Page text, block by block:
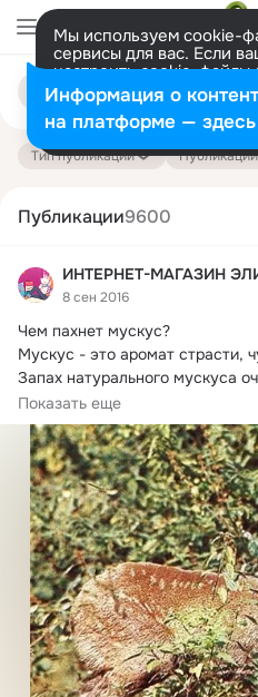
Мы используем cookie-
сервисы для вас. Если
настроить cookie-
представитель. Больше
Разрешить все
Поиск
публикациям
Тип публикации
Публикации9600
8 сен 2016
Чем пахнет мускус?
Мускус - это аромат страсти,
Запах натурального мускуса
противоречивый. В
Показать еще
Информация о
на платформе — здесь